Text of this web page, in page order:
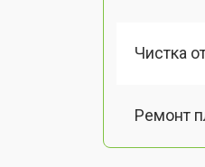
Чистка
Ремонт